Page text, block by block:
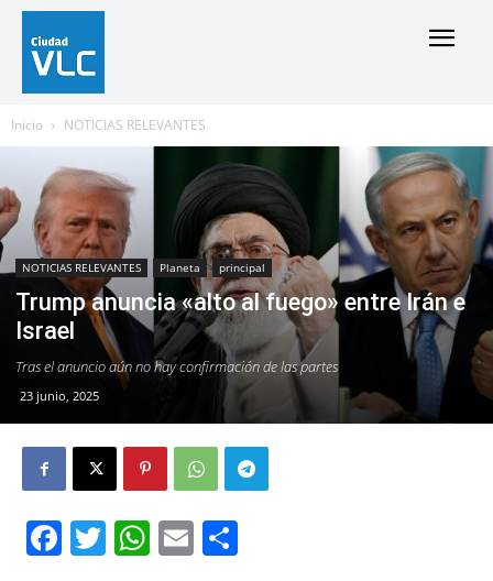
Inicio NOTICIAS RELEVANTES
NOTICIAS RELEVANTES Planeta principal
Trump anuncia «alto al fuego» entre Irán e
Israel
Tras el anuncio aún no hay confirmación de las partes
23 junio, 2025
Facebook
Twitter
WhatsApp
Email